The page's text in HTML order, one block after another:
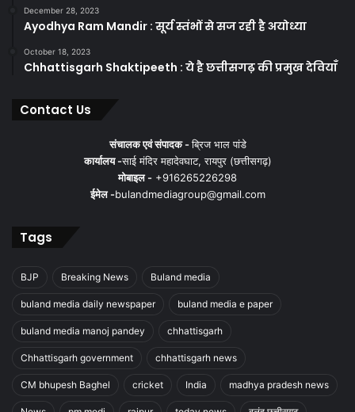
December 28, 2023
Ayodhya Ram Mandir : सूर्य स्तंभों से सज रही है अयोध्या
October 18, 2023
Chhattisgarh Shaktipeeth : ये है छत्तीसगढ़ की प्रमुख देवियाँ
Contact Us
संचालक एवं संपादक -ब्रिज भाल पांडे
कार्यालय -साई मंदिर महादेवघाट, रायपुर (छत्तीसगढ़)
मोबाइल - +916265226298
ईमेल -bulandmediagroup@gmail.com
Tags
BJP Breaking News Buland media
buland media daily newspaper buland media e paper
buland media manoj pandey chhattisgarh
Chhattisgarh government chhattisgarh news
CM bhupesh Baghel cricket India madhya pradesh news